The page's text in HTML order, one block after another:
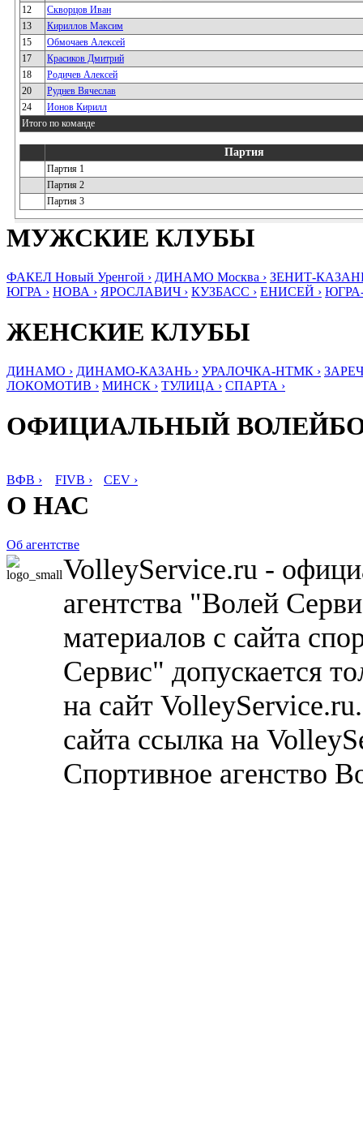
12
Скворцов Иван
13
Кириллов Максим
15
Обмочаев Алексей
17
Красиков Дмитрий
18
Родичев Алексей
20
Руднев Вячеслав
24
Ионов Кирилл
Итого по команде
Партия
Партия 1
Партия 2
Партия 3
МУЖСКИЕ КЛУБЫ
ФАКЕЛ Новый Уренгой › ДИНАМО Москва › ЗЕНИТ-
ЮГРА › НОВА › ЯРОСЛАВИЧ › КУЗБАСС › ЕНИСЕЙ ›
ЖЕНСКИЕ КЛУБЫ
ДИНАМО › ДИНАМО-КАЗАНЬ › УРАЛОЧКА-НТМК ›
ЛОКОМОТИВ › МИНСК › ТУЛИЦА › СПАРТА ›
ОФИЦИАЛЬНЫЙ
ВФВ › FIVB › CEV ›
О НАС
Об агентстве
VolleyService.ru -
агентства "Волей
материалов с сайта
Сервис" допускается
на сайт
сайта ссылка на
Спортивное агенство